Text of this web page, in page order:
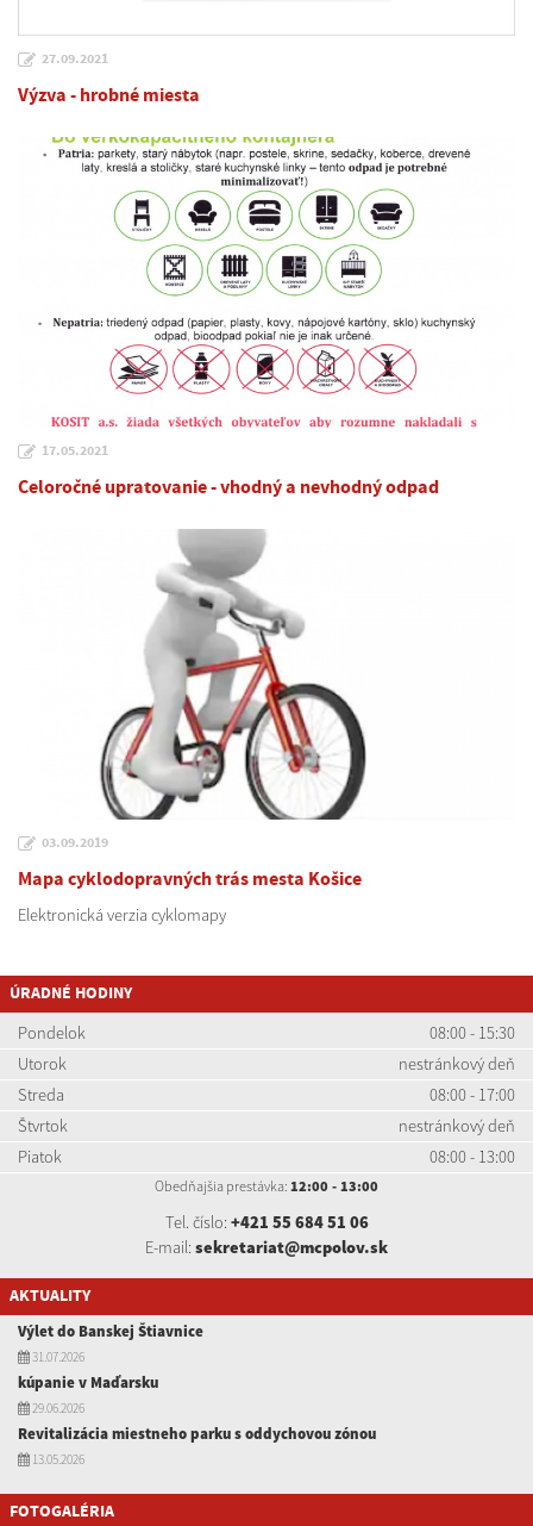
27.09.2021
Výzva - hrobné miesta
17.05.2021
Celoročné upratovanie - vhodný a nevhodný odpad
03.09.2019
Mapa cyklodopravných trás mesta Košice
Elektronická verzia cyklomapy
ÚRADNÉ HODINY
Pondelok
08:00 - 15:30
Utorok
nestránkový deň
Streda
08:00 - 17:00
Štvrtok
nestránkový deň
Piatok
08:00 - 13:00
Obedňajšia prestávka: 12:00 - 13:00
Tel. číslo: +421 55 684 51 06
E-mail: sekretariat@mcpolov.sk
AKTUALITY
Výlet do Banskej Štiavnice
31.07.2026
kúpanie v Maďarsku
29.06.2026
Revitalizácia miestneho parku s oddychovou zónou
13.05.2026
FOTOGALÉRIA